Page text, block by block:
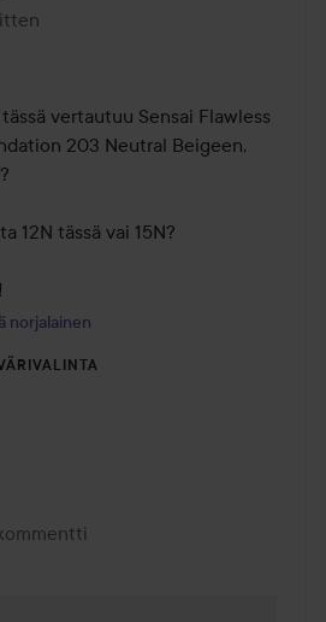
1 vuotta sitten
vertautuu Sensai Flawless
203 Neutral Beigeen,
12N tässä vai 15N?
norjalainen